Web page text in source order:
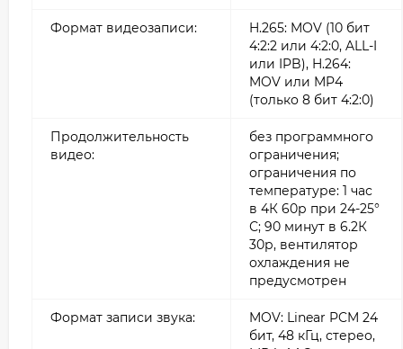
Формат видеозаписи:
H.265: MOV (10 бит
4:2:2 или 4:2:0, ALL-I
или IPB), H.264:
MOV или MP4
(только 8 бит 4:2:0)
Продолжительность
видео:
без программного
ограничения;
ограничения по
температуре: 1 час
в 4К 60р при 24-25°
С; 90 минут в 6.2К
30р, вентилятор
охлаждения не
предусмотрен
Формат записи звука:
MOV: Linear PCM 24
бит, 48 кГц, стерео,